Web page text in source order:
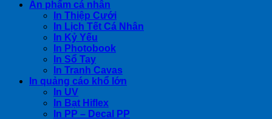
Ấn phẩm cá nhân
In Thiệp Cưới
In Lịch Tết Cá Nhân
In Kỷ Yếu
In Photobook
In Sổ Tay
In Tranh Cavas
In quảng cáo khổ lớn
In UV
In Bạt Hiflex
In PP – Decal PP